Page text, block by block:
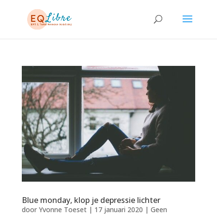
Blue monday, klop je depressie lichter
door Yvonne Toeset| 17 januari 2020 | Geen